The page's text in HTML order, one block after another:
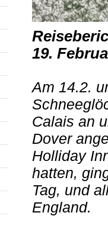
19.
Am 14.2.
Calais an
Dover
Holliday
hatten,
Tag, und
England.